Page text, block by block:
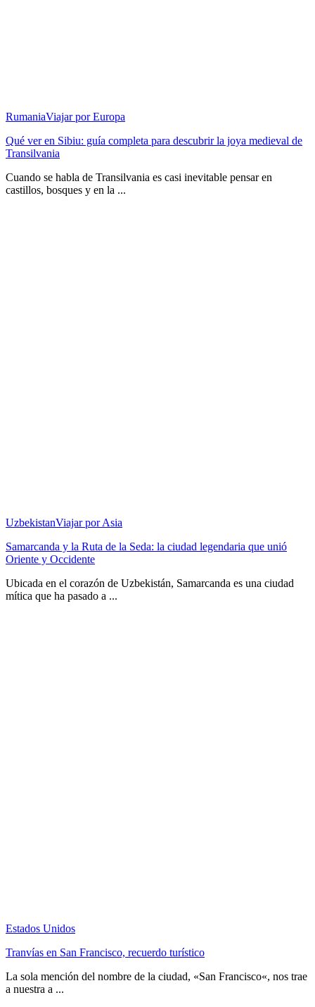
RumaniaViajar por Europa
Qué ver en Sibiu: guía completa para descubrir la joya medieval de
Transilvania
Cuando se habla de Transilvania es casi inevitable pensar en
castillos, bosques y en la ...
UzbekistanViajar por Asia
Samarcanda y la Ruta de la Seda: la ciudad legendaria que unió
Oriente y Occidente
Ubicada en el corazón de Uzbekistán, Samarcanda es una ciudad
mítica que ha pasado a ...
Estados Unidos
Tranvías en San Francisco, recuerdo turístico
La sola mención del nombre de la ciudad, «San Francisco«, nos trae
a nuestra a ...